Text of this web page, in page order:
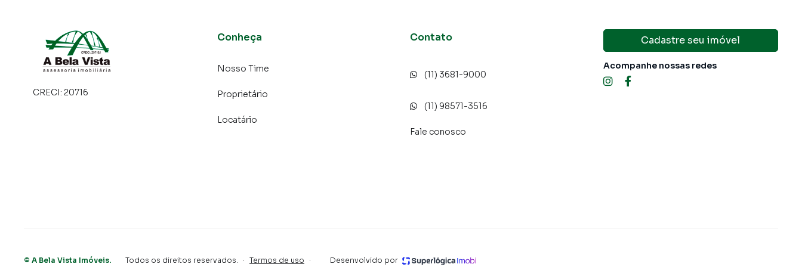
CRECI: 20716
Conheça
Nosso Time
Proprietário
Locatário
Contato
(11) 3681-9000
(11) 98571-3516
Fale conosco
Cadastre seu imóvel
Acompanhe nossas redes
© A Bela Vista Imóveis. Todos os direitos reservados. · Termos de uso · Desenvolvido por